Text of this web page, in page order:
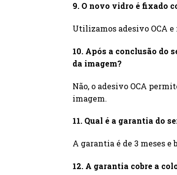
9. O novo vidro é fixado
Utilizamos adesivo OCA
10. Após a conclusão do
da imagem?
Não, o adesivo OCA
imagem.
11. Qual é a garantia do
A garantia é de 3 meses
12. A garantia cobre a